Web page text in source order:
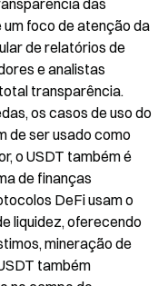
das
foco de atenção da
de relatórios de
e analistas
transparência.
os casos de uso do
de ser usado como
o USDT também é
de finanças
DeFi usam o
liquidez, oferecendo
mineração de
também